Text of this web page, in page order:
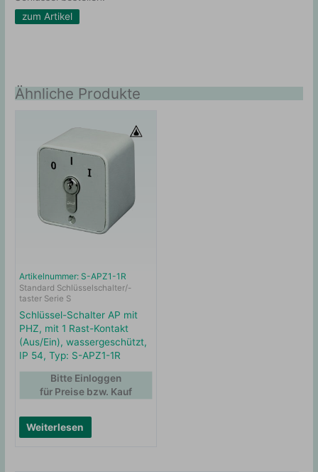
zum Artikel
Ähnliche Produkte
Artikelnummer: S-APZ1-1R
Standard Schlüsselschalter/-
taster Serie S
Schlüssel-Schalter AP mit
PHZ, mit 1 Rast-Kontakt
(Aus/Ein), wassergeschützt,
IP 54, Typ: S-APZ1-1R
Weiterlesen
Bitte Einloggen
für Preise bzw. Kauf